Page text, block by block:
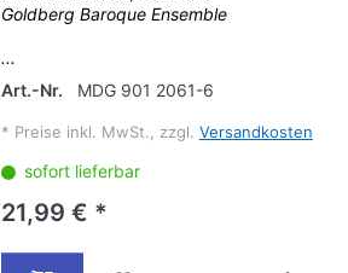
Goldberg Baroque Ensemble
...
Art.-Nr.
MDG 901 2061-6
* Preise inkl. MwSt., zzgl. Versandkosten
sofort lieferbar
21,99 € *